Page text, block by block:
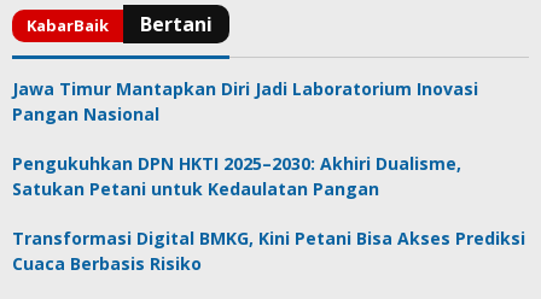
Jawa Timur Mantapkan Diri Jadi Laboratorium Inovasi
Pangan Nasional
Pengukuhkan DPN HKTI 2025–2030: Akhiri Dualisme,
Satukan Petani untuk Kedaulatan Pangan
Transformasi Digital BMKG, Kini Petani Bisa Akses Prediksi
Cuaca Berbasis Risiko